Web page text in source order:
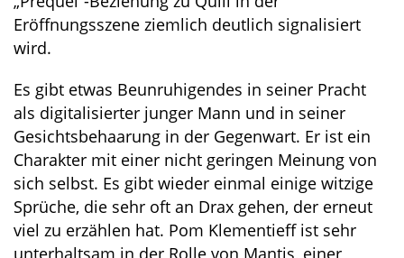
Eröffnungsszene ziemlich deutlich signalisiert
wird.
Es gibt etwas Beunruhigendes in seiner Pracht
als digitalisierter junger Mann und in seiner
Gesichtsbehaarung in der Gegenwart. Er ist ein
Charakter mit einer nicht geringen Meinung von
sich selbst. Es gibt wieder einmal einige witzige
Sprüche, die sehr oft an Drax gehen, der erneut
viel zu erzählen hat. Pom Klementieff ist sehr
unterhaltsam in der Rolle von Mantis, einer